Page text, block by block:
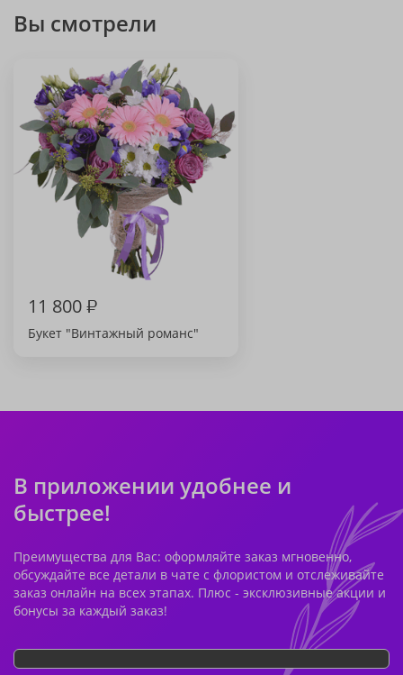
Вы смотрели
11 800₽
Букет "Винтажный романс"
В приложении удобнее и
быстрее!
Преимущества для Вас: оформляйте заказ мгновенно,
обсуждайте все детали в чате с флористом и отслеживайте
заказ онлайн на всех этапах. Плюс - эксклюзивные акции и
бонусы за каждый заказ!